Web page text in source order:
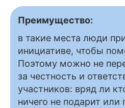
Преимущество:
в такие места люди
инициативе, чтобы
Поэтому можно не
за честность и
участников: вряд ли
ничего не подарит или